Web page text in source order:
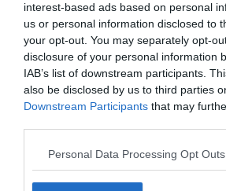
interest-based ads based on personal
us or personal information disclosed to
your opt-out. You may separately opt-
disclosure of your personal information
IAB’s list of downstream participants.
also be disclosed by us to third parties
Downstream Participants that may
Personal Data Processing Opt Outs
Au bord de la route, hissée en vigie
des siècles, trône l’insaisissable
Érigée sur les roches basaltiques, le
par ses tours et ses formes
l’endroit en grimpant la rue pavée
de Rupea.
Dès que vous avez passé la porte